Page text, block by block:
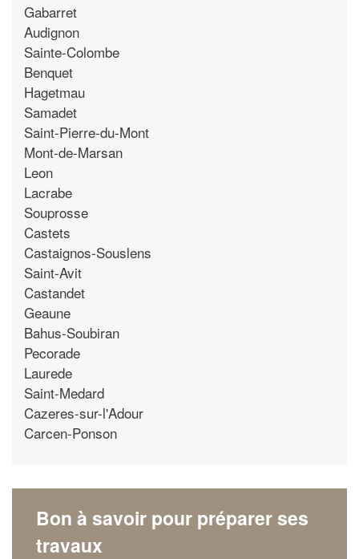
Gabarret
Audignon
Sainte-Colombe
Benquet
Hagetmau
Samadet
Saint-Pierre-du-Mont
Mont-de-Marsan
Leon
Lacrabe
Souprosse
Castets
Castaignos-Souslens
Saint-Avit
Castandet
Geaune
Bahus-Soubiran
Pecorade
Laurede
Saint-Medard
Cazeres-sur-l'Adour
Carcen-Ponson
Bon à savoir pour préparer ses
travaux